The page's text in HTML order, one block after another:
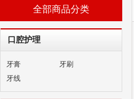
全部商品分类
口腔护理
牙膏
牙刷
牙线